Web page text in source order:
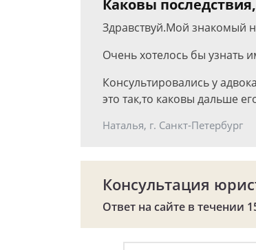
Каковы
Здравствуй.Мой знакомый
Очень хотелось бы узнать
Консультировались у
это так,то каковы дальше
Наталья, г. Санкт-Петербург
Консультация
Ответ на сайте в течении